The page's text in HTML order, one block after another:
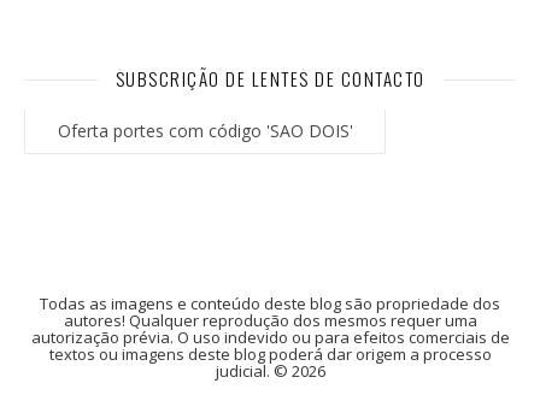
SUBSCRIÇÃO DE LENTES DE CONTACTO
Oferta portes com código 'SAO DOIS'
Todas as imagens e conteúdo deste blog são propriedade dos
autores! Qualquer reprodução dos mesmos requer uma
autorização prévia. O uso indevido ou para efeitos comerciais de
textos ou imagens deste blog poderá dar origem a processo
judicial. © 2026